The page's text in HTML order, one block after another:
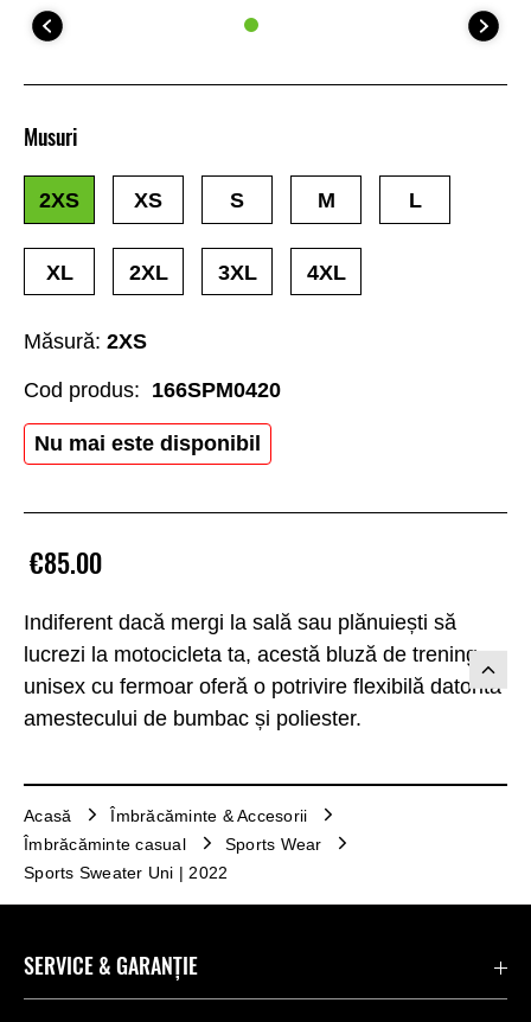
Indiferent dacă mergi la sală sau plănuiești să
lucrezi la motocicleta ta, acestă bluză de trening
unisex cu fermoar oferă o potrivire flexibilă datorită
amestecului de bumbac și poliester.
€85.00
Măsură: 2XS
Nu mai este disponibil
Musuri
2XS XS S M L
XL 2XL 3XL 4XL
Cod produs: 166SPM0420
Acasă
Îmbrăcăminte & Accesorii
Îmbrăcăminte casual
Sports Wear
Sports Sweater Uni | 2022
SERVICE & GARANȚIE